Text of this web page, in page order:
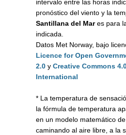
intervalo entre las horas
pronóstico del viento y la
Santillana del Mares para
indicada.
Datos Met Norway, bajo
Licence for Open
2.0 y Creative Commons
International
* La temperatura de
la fórmula de temperatura
en un modelo matemático
caminando al aire libre, a la